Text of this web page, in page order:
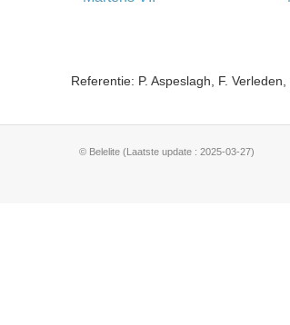
Referentie: P. Aspeslagh, F.
© Belelite (Laatste update : 2025-03-27)